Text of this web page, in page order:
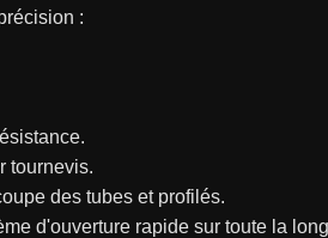
:
tournevis.
des tubes et profilés.
d'ouverture rapide sur toute la